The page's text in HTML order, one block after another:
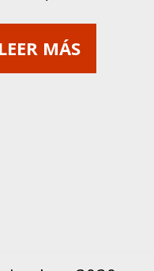
LEER MÁS